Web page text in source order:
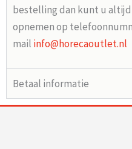
bestelling dan kunt u
opnemen op
mail info@horecaoutlet.nl
Betaal informatie